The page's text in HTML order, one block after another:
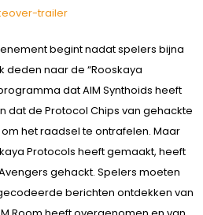
trailer
begint nadat spelers bijna
naar de “Rooskaya
dat AIM Synthoids heeft
dat de Protocol Chips van gehackte
het raadsel te ontrafelen. Maar
Protocols heeft gemaakt, heeft
gehackt. Spelers moeten
berichten ontdekken van